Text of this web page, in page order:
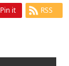
Pin it RSS